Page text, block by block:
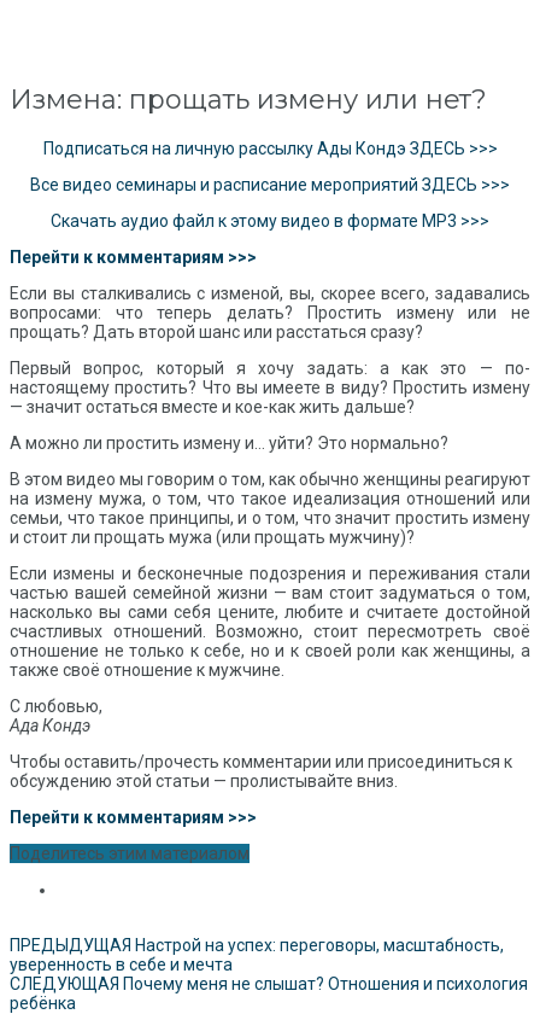
Измена: прощать измену или нет?
Подписаться на личную рассылку Ады Кондэ ЗДЕСЬ >>>
Все видео семинары и расписание мероприятий ЗДЕСЬ >>>
Скачать аудио файл к этому видео в формате MP3 >>>
Перейти к комментариям >>>
Если вы сталкивались с изменой, вы, скорее всего, задавались
вопросами: что теперь делать? Простить измену или не
прощать? Дать второй шанс или расстаться сразу?
Первый вопрос, который я хочу задать: а как это — по-
настоящему простить? Что вы имеете в виду? Простить измену
— значит остаться вместе и кое-как жить дальше?
А можно ли простить измену и… уйти? Это нормально?
В этом видео мы говорим о том, как обычно женщины реагируют
на измену мужа, о том, что такое идеализация отношений или
семьи, что такое принципы, и о том, что значит простить измену
и стоит ли прощать мужа (или прощать мужчину)?
Если измены и бесконечные подозрения и переживания стали
частью вашей семейной жизни — вам стоит задуматься о том,
насколько вы сами себя цените, любите и считаете достойной
счастливых отношений. Возможно, стоит пересмотреть своё
отношение не только к себе, но и к своей роли как женщины, а
также своё отношение к мужчине.
С любовью,
Ада Кондэ
Чтобы оставить/прочесть комментарии или присоединиться к
обсуждению этой статьи — пролистывайте вниз.
Перейти к комментариям >>>
Поделитесь этим материалом
ПРЕДЫДУЩАЯ Настрой на успех: переговоры, масштабность,
уверенность в себе и мечта
СЛЕДУЮЩАЯ Почему меня не слышат? Отношения и психология
ребёнка